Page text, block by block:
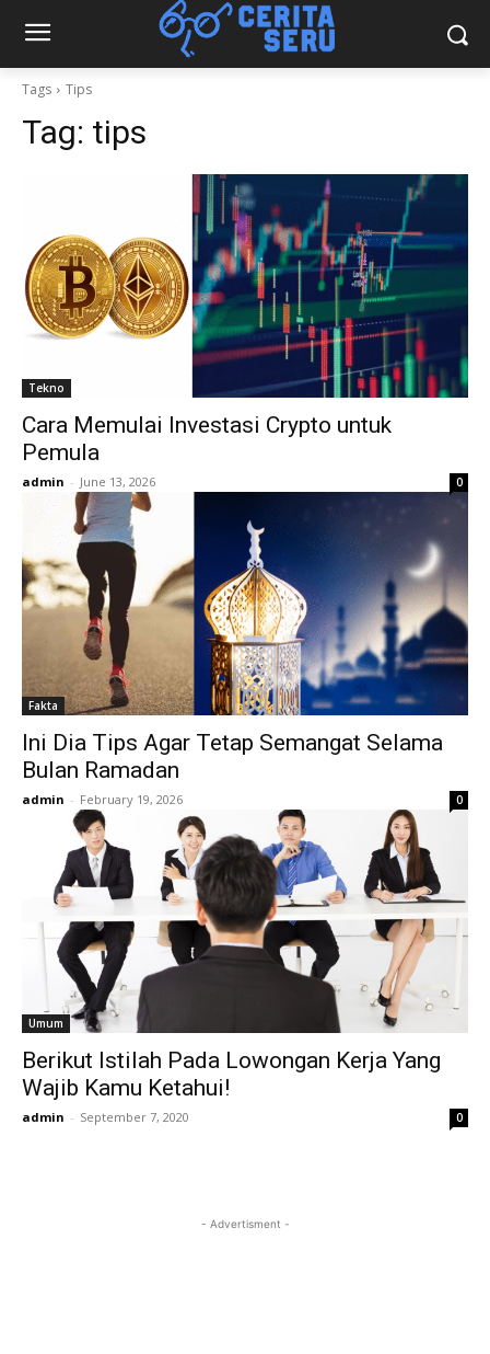
Tags Tips
Tag: tips
Tekno
Cara Memulai Investasi Crypto untuk
Pemula
admin - June 13, 2026 0
Fakta
Ini Dia Tips Agar Tetap Semangat Selama
Bulan Ramadan
admin - February 19, 2026 0
Umum
Berikut Istilah Pada Lowongan Kerja Yang
Wajib Kamu Ketahui!
admin - September 7, 2020 0
- Advertisment -